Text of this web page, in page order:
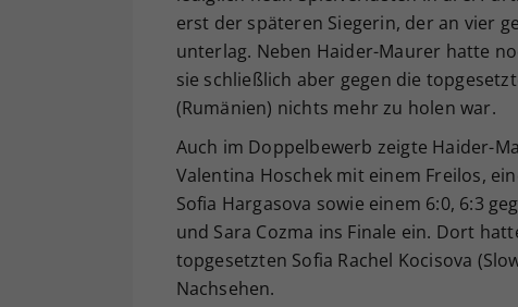
erst der späteren Siegerin, der an vier
unterlag. Neben Haider-Maurer hatte
sie schließlich aber gegen die
(Rumänien) nichts mehr zu holen war.
Auch im Doppelbewerb zeigte Haider-
Valentina Hoschek mit einem Freilos,
Sofia Hargasova sowie einem 6:0, 6:3
und Sara Cozma ins Finale ein. Dort
topgesetzten Sofia Rachel Kocisova
Nachsehen.